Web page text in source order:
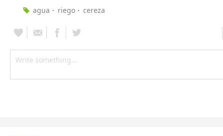
agua
riego cereza